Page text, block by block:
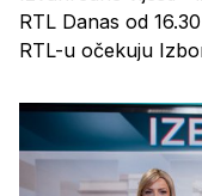
RTL Danas od
RTL-u očekuju